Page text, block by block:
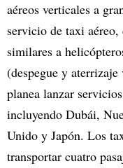
aéreos verticales a
servicio de taxi aéreo,
similares a
(despegue y
planea lanzar
incluyendo Dubái,
Unido y Japón. Los
transportar cuatro